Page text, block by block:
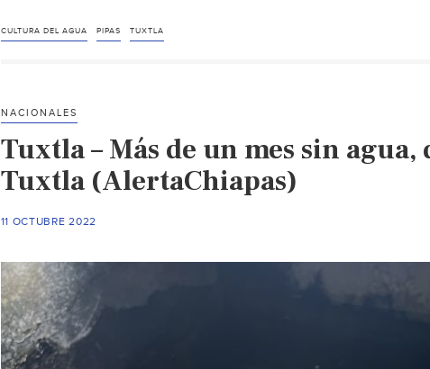
CULTURA DEL AGUA PIPAS TUXTLA
NACIONALES
Tuxtla – Más de un mes sin
Tuxtla (AlertaChiapas)
11 OCTUBRE 2022